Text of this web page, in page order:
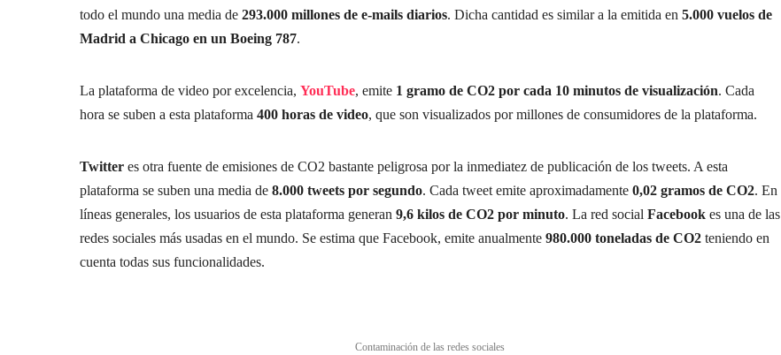
todo el mundo una media de 293.000 millones de e-mails diarios. Dicha cantidad es similar a la emitida en 5.000 vuelos de
Madrid a Chicago en un Boeing 787.
La plataforma de video por excelencia, YouTube, emite 1 gramo de CO2 por cada 10 minutos de visualización. Cada
hora se suben a esta plataforma 400 horas de video, que son visualizados por millones de consumidores de la plataforma.
Twitter es otra fuente de emisiones de CO2 bastante peligrosa por la inmediatez de publicación de los tweets. A esta
plataforma se suben una media de 8.000 tweets por segundo. Cada tweet emite aproximadamente 0,02 gramos de CO2. En
líneas generales, los usuarios de esta plataforma generan 9,6 kilos de CO2 por minuto. La red social Facebook es una de las
redes sociales más usadas en el mundo. Se estima que Facebook, emite anualmente 980.000 toneladas de CO2 teniendo en
cuenta todas sus funcionalidades.
Contaminación de las redes sociales